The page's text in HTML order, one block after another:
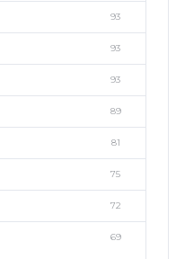
93
93
93
89
81
75
72
69